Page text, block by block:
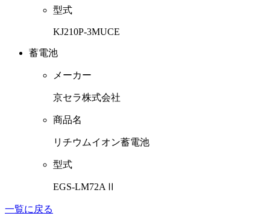
型式
KJ210P-3MUCE
蓄電池
メーカー
京セラ株式会社
商品名
リチウムイオン蓄電池
型式
EGS-LM72AⅡ
一覧に戻る